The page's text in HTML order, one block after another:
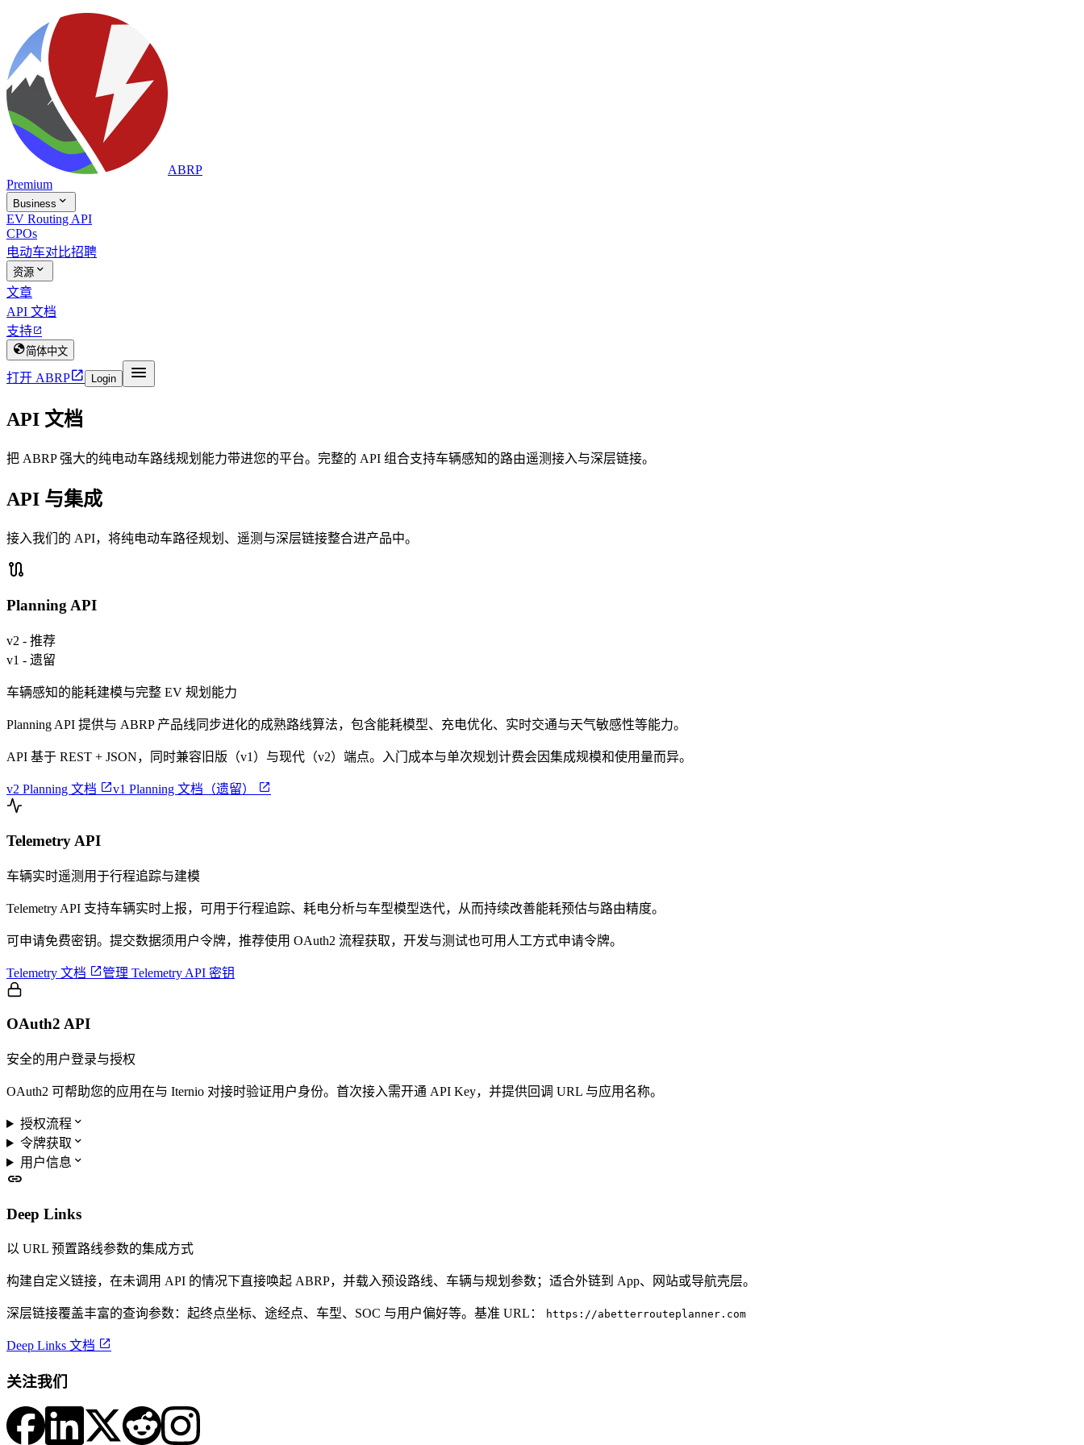
ABRP
Premium
Business 
EV Routing API
CPOs
电动车对比招聘
资源 
文章
API 文档
支持
简体中文
打开 ABRP Login 
API 文档
把 ABRP 强大的纯电动车路线规划能力带进您的平台。完整的 API 组合支持车辆感知的路由遥测接入与深层链接。
API 与集成
接入我们的 API，将纯电动车路径规划、遥测与深层链接整合进产品中。

Planning API
v2 - 推荐
v1 - 遗留
车辆感知的能耗建模与完整 EV 规划能力
Planning API 提供与 ABRP 产品线同步进化的成熟路线算法，包含能耗模型、充电优化、实时交通与天气敏感性等能力。
API 基于 REST + JSON，同时兼容旧版（v1）与现代（v2）端点。入门成本与单次规划计费会因集成规模和使用量而异。
v2 Planning 文档 v1 Planning 文档（遗留） 
Telemetry API
车辆实时遥测用于行程追踪与建模
Telemetry API 支持车辆实时上报，可用于行程追踪、耗电分析与车型模型迭代，从而持续改善能耗预估与路由精度。
可申请免费密钥。提交数据须用户令牌，推荐使用 OAuth2 流程获取，开发与测试也可用人工方式申请令牌。
Telemetry 文档 管理 Telemetry API 密钥
OAuth2 API
安全的用户登录与授权
OAuth2 可帮助您的应用在与 Iternio 对接时验证用户身份。首次接入需开通 API Key，并提供回调 URL 与应用名称。
授权流程 
令牌获取 
用户信息 

Deep Links
以 URL 预置路线参数的集成方式
构建自定义链接，在未调用 API 的情况下直接唤起 ABRP，并载入预设路线、车辆与规划参数；适合外链到 App、网站或导航壳层。
深层链接覆盖丰富的查询参数：起终点坐标、途经点、车型、SOC 与用户偏好等。基准 URL： https://abetterrouteplanner.com
Deep Links 文档 
关注我们